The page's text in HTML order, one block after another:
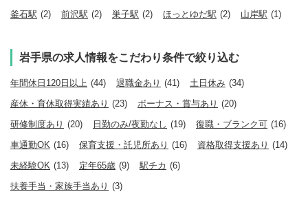
釜石駅 (2) 前沢駅 (2) 巣子駅 (2) ほっとゆだ駅 (2) 山岸駅 (1)
岩手県の求人情報をこだわり条件で絞り込む
年間休日120日以上 (44) 退職金あり (41) 土日休み (34)
産休・育休取得実績あり (23) ボーナス・賞与あり (20)
研修制度あり (20) 日勤のみ/夜勤なし (19) 復職・ブランク可 (16)
車通勤OK (16) 保育支援・託児所あり (16) 資格取得支援あり (14)
未経験OK (13) 定年65歳 (9) 駅チカ (6)
扶養手当・家族手当あり (3)